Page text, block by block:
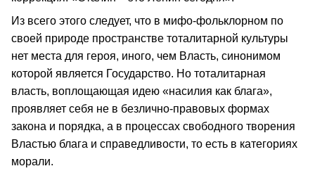
Из всего этого следует, что в мифо-фольклорном по
своей природе пространстве тоталитарной культуры
нет места для героя, иного, чем Власть, синонимом
которой является Государство. Но тоталитарная
власть, воплощающая идею «насилия как блага»,
проявляет себя не в безлично-правовых формах
закона и порядка, а в процессах свободного творения
Властью блага и справедливости, то есть в категориях
морали.